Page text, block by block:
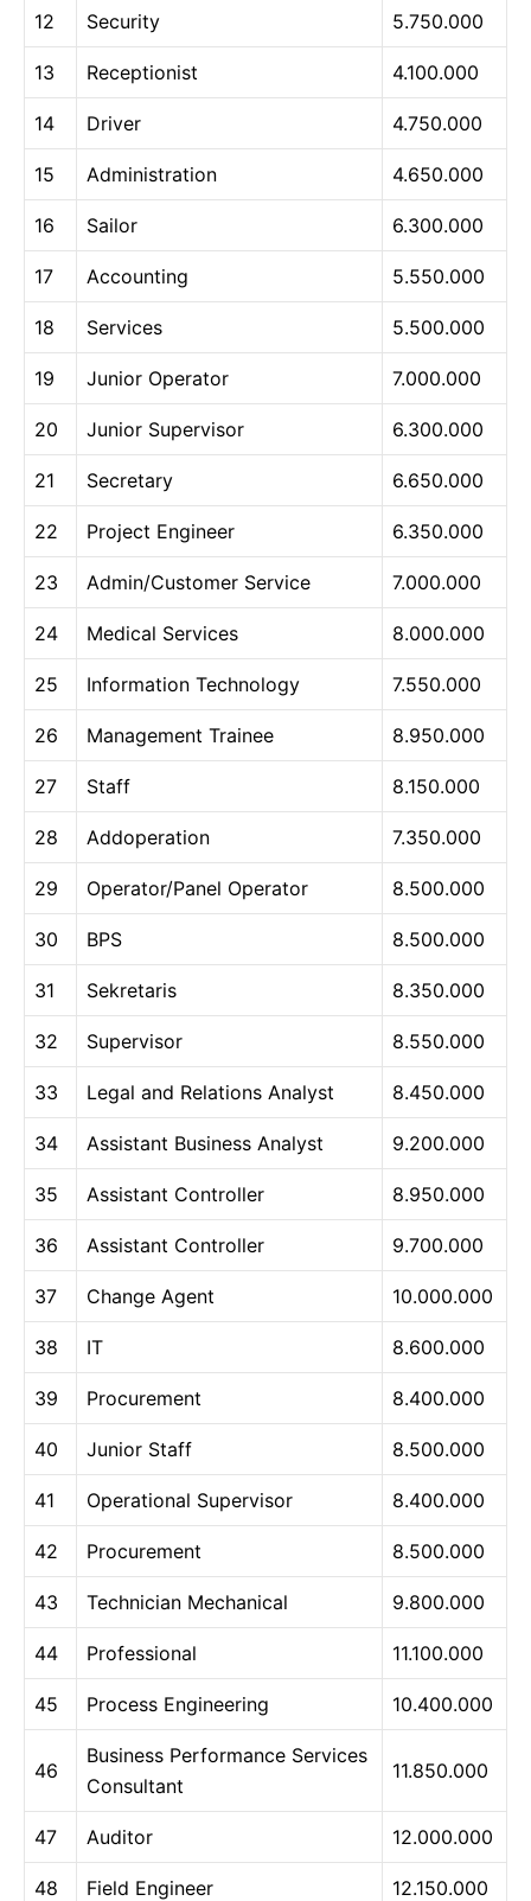
12 Security 5.750.000
13 Receptionist 4.100.000
14 Driver 4.750.000
15 Administration 4.650.000
16 Sailor 6.300.000
17 Accounting 5.550.000
18 Services 5.500.000
19 Junior Operator 7.000.000
20 Junior Supervisor 6.300.000
21 Secretary 6.650.000
22 Project Engineer 6.350.000
23 Admin/Customer Service 7.000.000
24 Medical Services 8.000.000
25 Information Technology 7.550.000
26 Management Trainee 8.950.000
27 Staff 8.150.000
28 Addoperation 7.350.000
29 Operator/Panel Operator 8.500.000
30 BPS 8.500.000
31 Sekretaris 8.350.000
32 Supervisor 8.550.000
33 Legal and Relations Analyst 8.450.000
34 Assistant Business Analyst 9.200.000
35 Assistant Controller 8.950.000
36 Assistant Controller 9.700.000
37 Change Agent 10.000.000
38 IT 8.600.000
39 Procurement 8.400.000
40 Junior Staff 8.500.000
41 Operational Supervisor 8.400.000
42 Procurement 8.500.000
43 Technician Mechanical 9.800.000
44 Professional 11.100.000
45 Process Engineering 10.400.000
46
Business Performance Services
Consultant
11.850.000
47 Auditor 12.000.000
48 Field Engineer 12.150.000